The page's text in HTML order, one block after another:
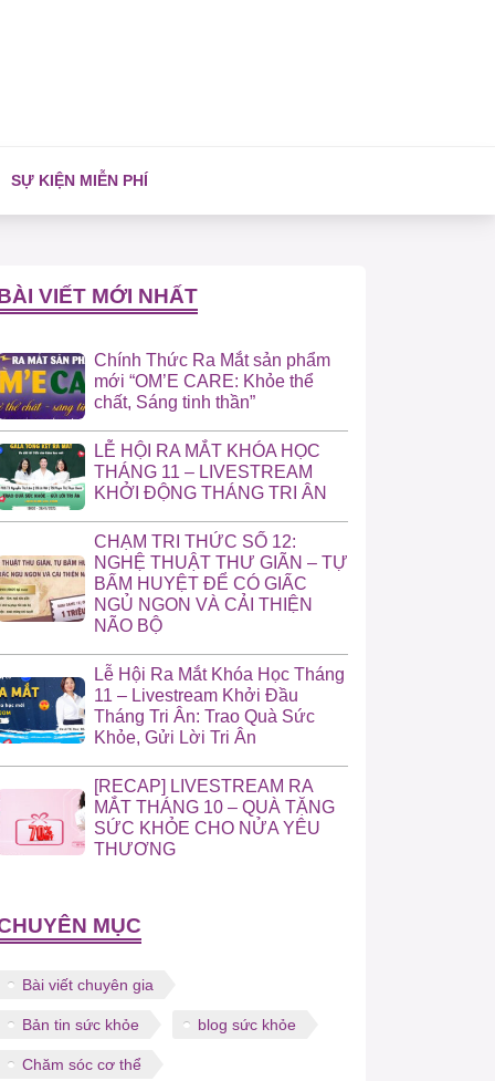
SỰ KIỆN MIỄN PHÍ
VIẾT MỚI NHẤT
Chính Thức Ra Mắt sản phẩm
mới “OM’E CARE: Khỏe thể
chất, Sáng tinh thần”
LỄ HỘI RA MẮT KHÓA HỌC
THÁNG 11 – LIVESTREAM
KHỞI ĐỘNG THÁNG TRI ÂN
CHẠM TRI THỨC SỐ 12:
NGHỆ THUẬT THƯ GIÃN – TỰ
BẤM HUYỆT ĐỂ CÓ GIẤC
NGỦ NGON VÀ CẢI THIỆN
NÃO BỘ
Lễ Hội Ra Mắt Khóa Học Tháng
11 – Livestream Khởi Đầu
Tháng Tri Ân: Trao Quà Sức
Khỏe, Gửi Lời Tri Ân
[RECAP] LIVESTREAM RA
MẮT THÁNG 10 – QUÀ TẶNG
SỨC KHỎE CHO NỬA YÊU
THƯƠNG
MỤC
Bài viết chuyên gia
Bản tin sức khỏe blog sức khỏe
Chăm sóc cơ thể